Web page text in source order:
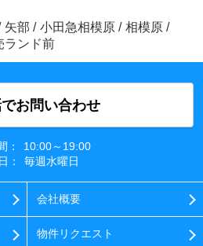
矢部 / 小田急相模原 / 相模原 /
ランド前
お問い合わせ
：
10:00～19:00
：
毎週水曜日
会社概要
物件リクエスト